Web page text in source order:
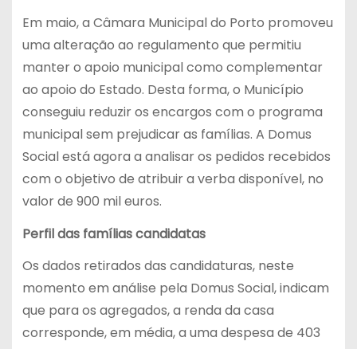
Em maio, a Câmara Municipal do Porto promoveu
uma alteração ao regulamento que permitiu
manter o apoio municipal como complementar
ao apoio do Estado. Desta forma, o Município
conseguiu reduzir os encargos com o programa
municipal sem prejudicar as famílias. A Domus
Social está agora a analisar os pedidos recebidos
com o objetivo de atribuir a verba disponível, no
valor de 900 mil euros.
Perfil das famílias candidatas
Os dados retirados das candidaturas, neste
momento em análise pela Domus Social, indicam
que para os agregados, a renda da casa
corresponde, em média, a uma despesa de 403